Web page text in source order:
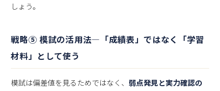
しょう。
戦略⑤ 模試の活用法—「成績表」ではなく「学習
材料」として使う
模試は偏差値を見るためではなく、弱点発見と実力確認の